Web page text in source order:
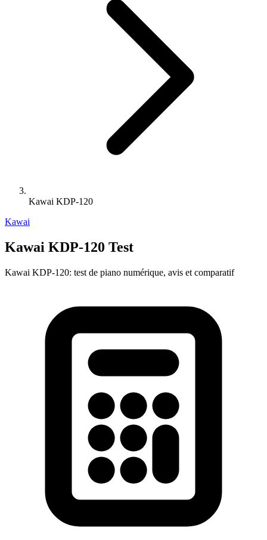
Kawai KDP-120
Kawai
Kawai KDP-120 Test
Kawai KDP-120: test de piano numérique, avis et comparatif